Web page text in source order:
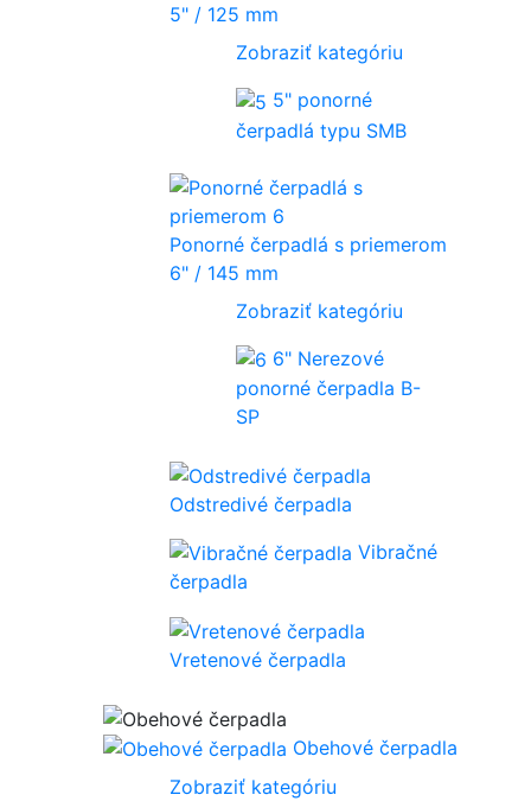
5" / 125 mm
Zobraziť kategóriu
5" ponorné
čerpadlá typu SMB
Ponorné čerpadlá s priemerom
6" / 145 mm
Zobraziť kategóriu
6" Nerezové
ponorné čerpadla B-
SP
Odstredivé čerpadla
Vibračné
čerpadla
Vretenové čerpadla
Obehové čerpadla
Zobraziť kategóriu